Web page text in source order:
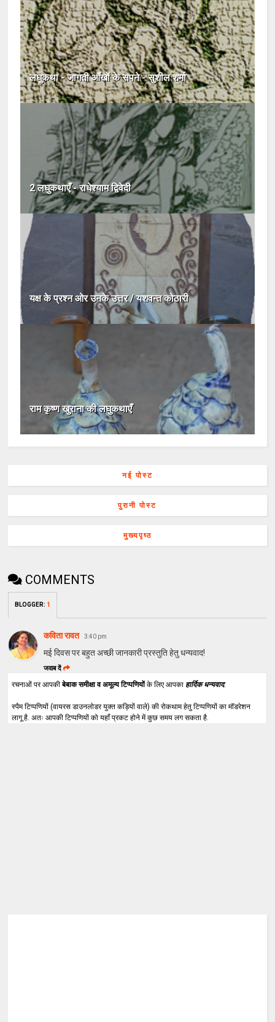
लघुकथा - जागती आँखों के सपने - सुशील शर्मा
2 लघुकथाएँ - राधेश्याम द्विवेदी
यक्ष के प्रश्न ओर उनके उत्तर / यशवन्त कोठारी
राम कृष्ण खुराना की लघुकथाएँ
नई पोस्ट
पुरानी पोस्ट
मुख्यपृष्ठ
COMMENTS
BLOGGER: 1
कविता रावत 3:40 pm
मई दिवस पर बहुत अच्छी जानकारी प्रस्तुति हेतु धन्यवाद!
जवाब दें
रचनाओं पर आपकीबेबाक समीक्षा व अमूल्य टिप्पणियोंके लिए आपका हार्दिक धन्यवाद.
स्पैम टिप्पणियों (वायरस डाउनलोडर युक्त कड़ियों वाले) की रोकथाम हेतु टिप्पणियों का मॉडरेशन
लागू है. अतः आपकी टिप्पणियों को यहाँ प्रकट होने में कुछ समय लग सकता है.